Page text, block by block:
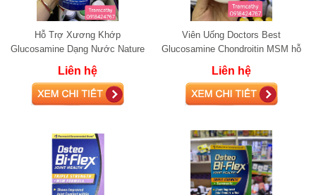
Hỗ Trợ Xương Khớp
Glucosamine Dạng Nước Nature
Liên hệ
Viên Uống Doctors Best
Glucosamine Chondroitin MSM hỗ
Liên hệ